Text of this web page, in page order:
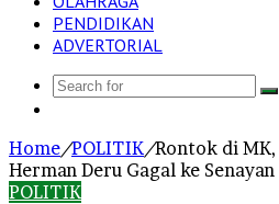
PENDIDIKAN
ADVERTORIAL
Home/POLITIK/Rontok di
Herman Deru Gagal ke Senayan
POLITIK